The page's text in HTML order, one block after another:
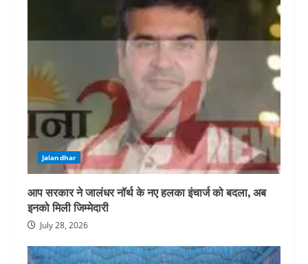
Jalandhar
आप सरकार ने जालंधर नॉर्थ के नए हलका इंचार्ज को बदला, अब
इनको मिली जिम्मेदारी
July 28, 2026